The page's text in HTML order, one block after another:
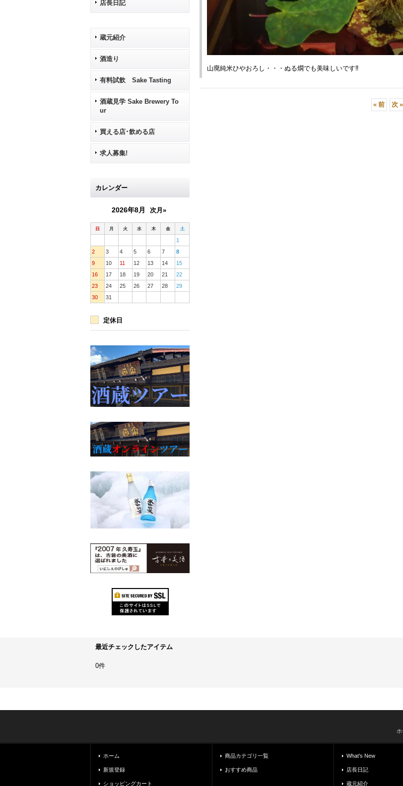
店長日記
蔵元紹介
酒造り
有料試飲 Sake Tasting
酒蔵見学 Sake Brewery To
ur
買える店･飲める店
求人募集!
カレンダー
2026年8月 次月»
日 月 火 水 木 金 土
1
2
3 4 5 6 7
8
9
10 11 12 13 14
15
16
17 18 19 20 21
22
23
24 25 26 27 28
29
30
31
定休日
山廃純米ひやおろし・・・ぬる燗でも美味しいです‼
« 前 次 »
最近チェックしたアイテム
0件
ホーム
新規登録
ショッピングカート
商品カテゴリ一覧
おすすめ商品
What's New
店長日記
蔵元紹介